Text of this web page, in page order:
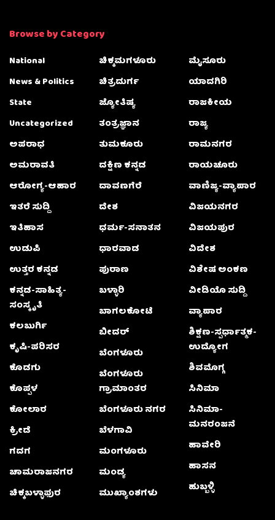
Browse by Category
National
News & Politics
State
Uncategorized
ಅಪರಾಧ
ಅಮರಾವತಿ
ಆರೋಗ್ಯ-ಆಹಾರ
ಇತರೆ ಸುದ್ದಿ
ಇತಿಹಾಸ
ಉಡುಪಿ
ಉತ್ತರ ಕನ್ನಡ
ಕನ್ನಡ-ಸಾಹಿತ್ಯ-
ಸಂಸ್ಕೃತಿ
ಕಲಬುರ್ಗಿ
ಕೃಷಿ-ಪರಿಸರ
ಕೊಡಗು
ಕೊಪ್ಪಳ
ಕೋಲಾರ
ಕ್ರೀಡೆ
ಗದಗ
ಚಾಮರಾಜನಗರ
ಚಿಕ್ಕಬಳ್ಳಾಫುರ
ಚಿಕ್ಕಮಗಳೂರು
ಚಿತ್ರದುರ್ಗ
ಜ್ಯೋತಿಷ್ಯ
ತಂತ್ರಜ್ಞಾನ
ತುಮಕೂರು
ದಕ್ಷಿಣ ಕನ್ನಡ
ದಾವಣಗೆರೆ
ದೇಶ
ಧರ್ಮ-ಸನಾತನ
ಧಾರವಾಡ
ಪುರಾಣ
ಬಳ್ಳಾರಿ
ಬಾಗಲಕೋಟೆ
ಬೀದರ್
ಬೆಂಗಳೂರು
ಬೆಂಗಳೂರು
ಗ್ರಾಮಾಂತರ
ಬೆಂಗಳೂರು ನಗರ
ಬೆಳಗಾವಿ
ಮಂಗಳೂರು
ಮಂಡ್ಯ
ಮುಖ್ಯಾಂಶಗಳು
ಮೈಸೂರು
ಯಾದಗಿರಿ
ರಾಜಕೀಯ
ರಾಜ್ಯ
ರಾಮನಗರ
ರಾಯಚೂರು
ವಾಣಿಜ್ಯ-ವ್ಯಾಪಾರ
ವಿಜಯನಗರ
ವಿಜಯಪುರ
ವಿದೇಶ
ವಿಶೇಷ ಅಂಕಣ
ವೀಡಿಯೊ ಸುದ್ದಿ
ವ್ಯಾಪಾರ
ಶಿಕ್ಷಣ-ಸ್ಪರ್ಧಾತ್ಮಕ-
ಉದ್ಯೋಗ
ಶಿವಮೊಗ್ಗ
ಸಿನಿಮಾ
ಸಿನಿಮಾ-
ಮನರಂಜನೆ
ಹಾವೇರಿ
ಹಾಸನ
ಹುಬ್ಬಳ್ಳಿ